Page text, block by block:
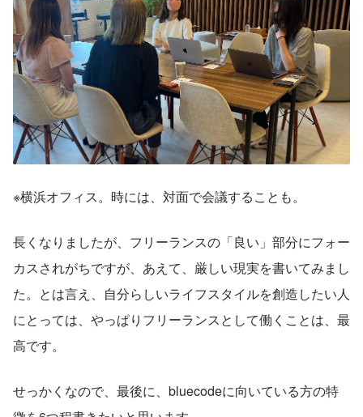
※横浜オフィス。時には、対面で会議することも。
長くなりましたが、フリーランスの「良い」部分にフォー
カスされがちですが、あえて、厳しい現実を書いてみまし
た。とは言え、自分らしいライフスタイルを創造したい人
にとっては、やっぱりフリーランスとして働くことは、最
高です。
せっかくなので、最後に、bluecodeに向いている方の特